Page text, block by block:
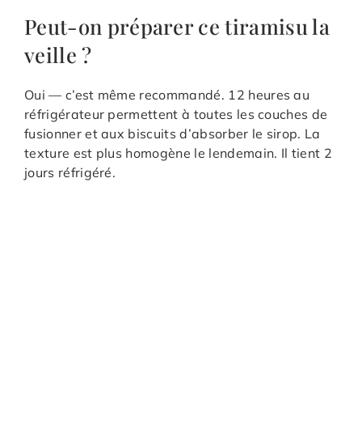
Peut-on préparer ce tiramisu la
veille ?
Oui — c’est même recommandé. 12 heures au
réfrigérateur permettent à toutes les couches de
fusionner et aux biscuits d’absorber le sirop. La
texture est plus homogène le lendemain. Il tient 2
jours réfrigéré.